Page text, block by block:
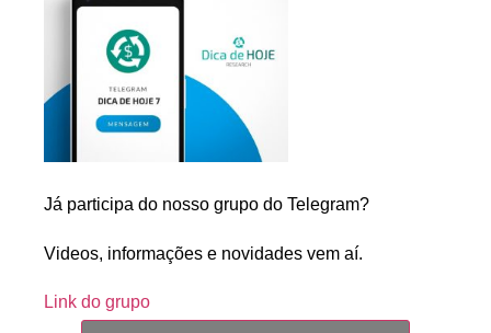
Já participa do nosso grupo do Telegram?
Videos, informações e novidades vem aí.
Link do grupo